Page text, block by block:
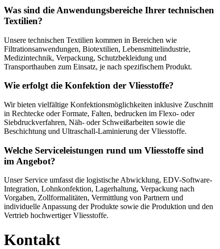
Was sind die Anwendungsbereiche Ihrer technischen
Textilien?
Unsere technischen Textilien kommen in Bereichen wie
Filtrationsanwendungen, Biotextilien, Lebensmittelindustrie,
Medizintechnik, Verpackung, Schutzbekleidung und
Transporthauben zum Einsatz, je nach spezifischem Produkt.
Wie erfolgt die Konfektion der Vliesstoffe?
Wir bieten vielfältige Konfektionsmöglichkeiten inklusive Zuschnitt
in Rechtecke oder Formate, Falten, bedrucken im Flexo- oder
Siebdruckverfahren, Näh- oder Schweißarbeiten sowie die
Beschichtung und Ultraschall-Laminierung der Vliesstoffe.
Welche Serviceleistungen rund um Vliesstoffe sind
im Angebot?
Unser Service umfasst die logistische Abwicklung, EDV-Software-
Integration, Lohnkonfektion, Lagerhaltung, Verpackung nach
Vorgaben, Zollformalitäten, Vermittlung von Partnern und
individuelle Anpassung der Produkte sowie die Produktion und den
Vertrieb hochwertiger Vliesstoffe.
Kontakt